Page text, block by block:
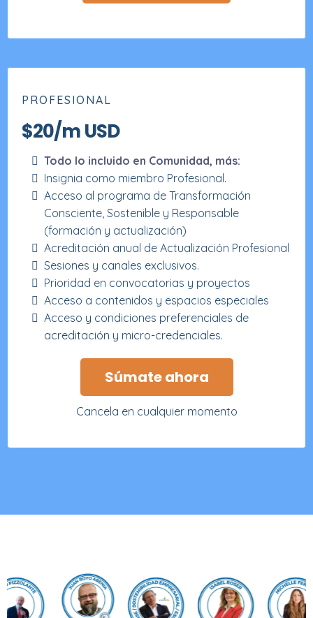
PROFESIONAL
$20/m USD
Todo lo incluido en Comunidad, más:
Insignia como miembro Profesional.
Acceso al programa de Transformación
Consciente, Sostenible y Responsable
(formación y actualización)
Acreditación anual de Actualización Profesional
Sesiones y canales exclusivos.
Prioridad en convocatorias y proyectos
Acceso a contenidos y espacios especiales
Acceso y condiciones preferenciales de
acreditación y micro-credenciales.
Súmate ahora
Cancela en cualquier momento